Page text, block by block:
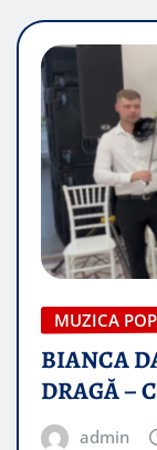
MUZICA
BIANCA
DRAGĂ –
admin